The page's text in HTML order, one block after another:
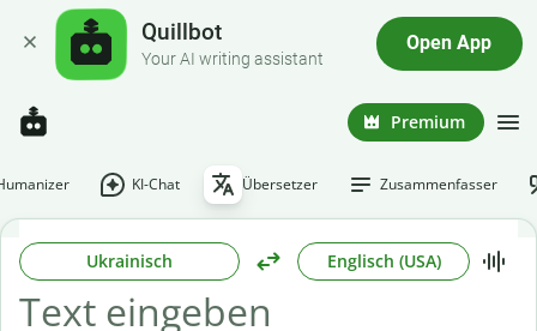
Quillbot
Your AI writing assistant
Open App
Premium
KI-Chat Übersetzer Zusammenfasser
Ukrainisch Englisch (USA)